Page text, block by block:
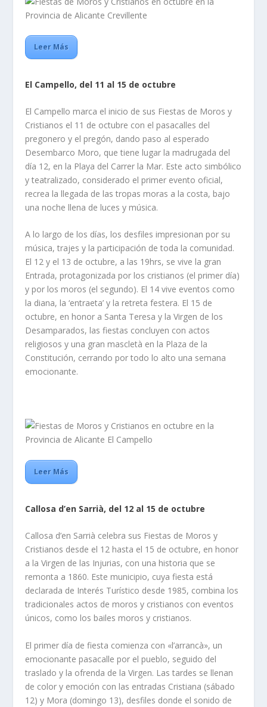
Leer Más
El Campello, del 11 al 15 de octubre
El Campello marca el inicio de sus Fiestas de Moros y
Cristianos el 11 de octubre con el pasacalles del
pregonero y el pregón, dando paso al esperado
Desembarco Moro, que tiene lugar la madrugada del
día 12, en la Playa del Carrer la Mar. Este acto simbólico
y teatralizado, considerado el primer evento oficial,
recrea la llegada de las tropas moras a la costa, bajo
una noche llena de luces y música.
A lo largo de los días, los desfiles impresionan por su
música, trajes y la participación de toda la comunidad.
El 12 y el 13 de octubre, a las 19hrs, se vive la gran
Entrada, protagonizada por los cristianos (el primer día)
y por los moros (el segundo). El 14 vive eventos como
la diana, la ‘entraeta’ y la retreta festera. El 15 de
octubre, en honor a Santa Teresa y la Virgen de los
Desamparados, las fiestas concluyen con actos
religiosos y una gran mascletà en la Plaza de la
Constitución, cerrando por todo lo alto una semana
emocionante.
Leer Más
Callosa d’en Sarrià, del 12 al 15 de octubre
Callosa d’en Sarrià celebra sus Fiestas de Moros y
Cristianos desde el 12 hasta el 15 de octubre, en honor
a la Virgen de las Injurias, con una historia que se
remonta a 1860. Este municipio, cuya fiesta está
declarada de Interés Turístico desde 1985, combina los
tradicionales actos de moros y cristianos con eventos
únicos, como los bailes moros y cristianos.
El primer día de fiesta comienza con «l’arrancà», un
emocionante pasacalle por el pueblo, seguido del
traslado y la ofrenda de la Virgen. Las tardes se llenan
de color y emoción con las entradas Cristiana (sábado
12) y Mora (domingo 13), desfiles donde el sonido de